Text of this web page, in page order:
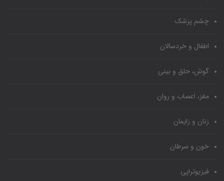
چشم پزشک
اطفال و خردسالان
گوش، حلق و بینی
مغز، اعصاب و روان
زنان و زایمان
خون و سرطان
فیزیوتراپی